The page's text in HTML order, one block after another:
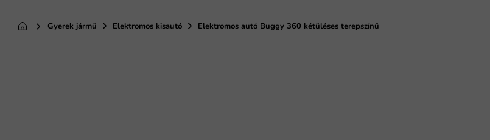
Kezdőlap
Gyerek jármű Elektromos kisautó Elektromos autó Buggy 360 kétüléses terepszínű